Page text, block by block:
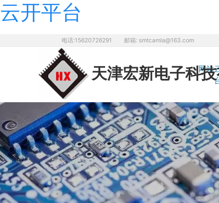
云开平台
天津宏新电子科
电话:15620726291 邮箱: smtcamla@163.com
网站